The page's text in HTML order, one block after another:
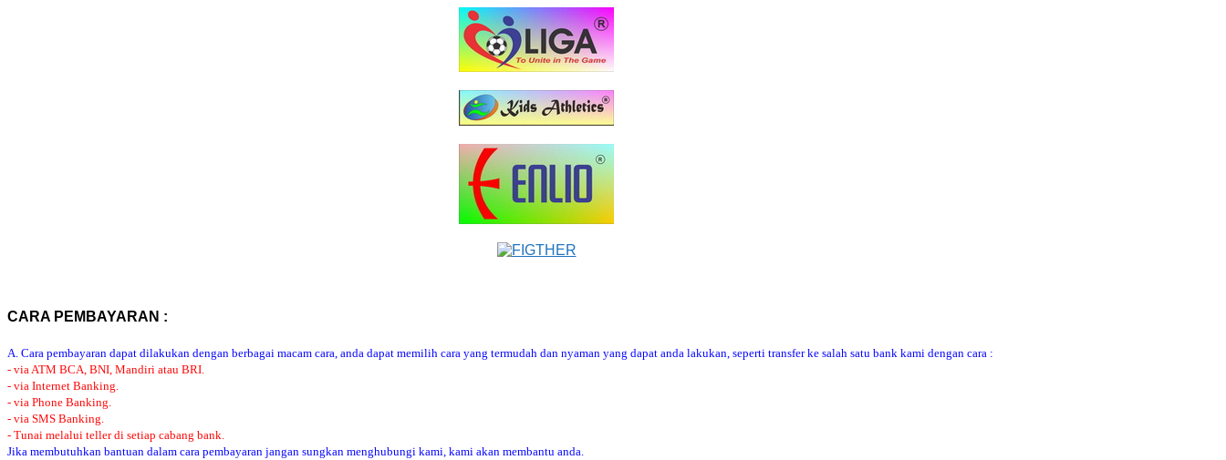
CARA PEMBAYARAN :
A. Cara pembayaran dapat dilakukan dengan berbagai macam cara, anda dapat memilih cara yang termudah dan nyaman yang dapat anda lakukan, seperti transfer ke salah satu bank kami dengan cara :
- via ATM BCA, BNI, Mandiri atau BRI.
- via Internet Banking.
- via Phone Banking.
- via SMS Banking.
- Tunai melalui teller di setiap cabang bank.
Jika membutuhkan bantuan dalam cara pembayaran jangan sungkan menghubungi kami, kami akan membantu anda.